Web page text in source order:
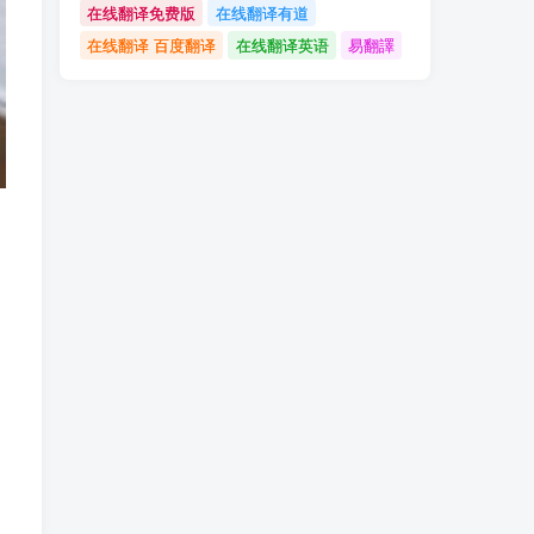
在线翻译免费版
在线翻译有道
在线翻译 百度翻译
在线翻译英语 易翻譯